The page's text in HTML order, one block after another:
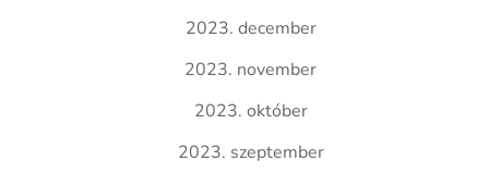
2023. december
2023. november
2023. október
2023. szeptember